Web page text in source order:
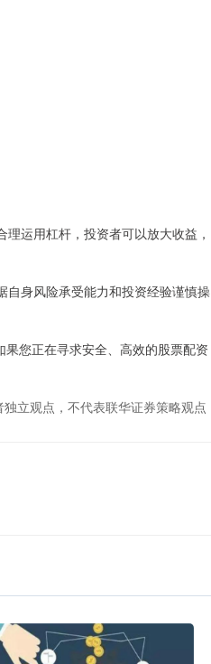
运用杠杆，投资者可以放大收益，
自身风险承受能力和投资经验谨慎操
您正在寻求安全、高效的股票配资
独立观点，不代表联华证券策略观点